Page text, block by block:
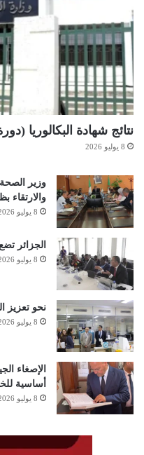
نتائج شهادة البكالوريا (دورة 2026) الأحد
8 يوليو 2026
وزير الصحة
والارتقاء
8 يوليو 2026
الجزائر
8 يوليو 2026
نحو تعزيز
8 يوليو 2026
الإصغاء
أساسية
8 يوليو 2026